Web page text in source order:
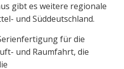
gibt es weitere regionale
und Süddeutschland.
für die
und Raumfahrt, die